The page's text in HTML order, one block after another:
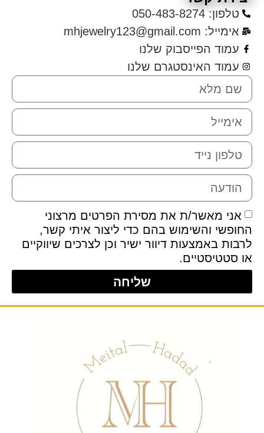
טלפון: 050-483-8274
אימייל: mhjewelry123@gmail.com
עמוד הפייסבוק שלנו
עמוד האינסטגרם שלנו
אני מאשר/ת את מסירת הפרטים מרצוני
והשימוש בהם כדי ליצור איתי קשר,
באמצעות דיוור ישיר וכן לצרכים שיווקיים
סטטיסטיים.
שליחה